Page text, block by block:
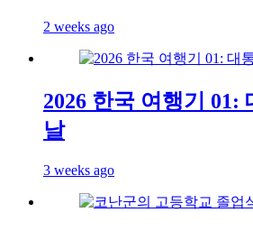
2 weeks ago
2026 한국 여행기 01:
날
3 weeks ago